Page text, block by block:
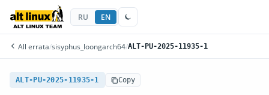
RU EN
All errata/sisyphus_loongarch64/ALT-PU-2025-11935-1
ALT-PU-2025-11935-1 Copy